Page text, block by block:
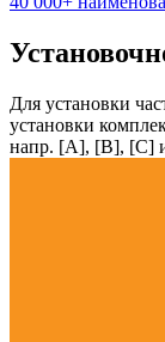
Для установки
установки
напр. [А], [B], [С]